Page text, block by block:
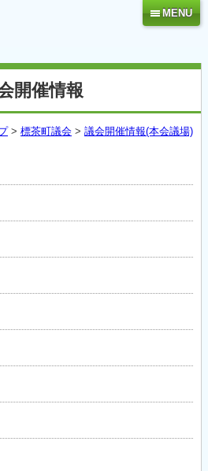
MENU
開催情報
> 標茶町議会 > 議会開催情報(本会議場)